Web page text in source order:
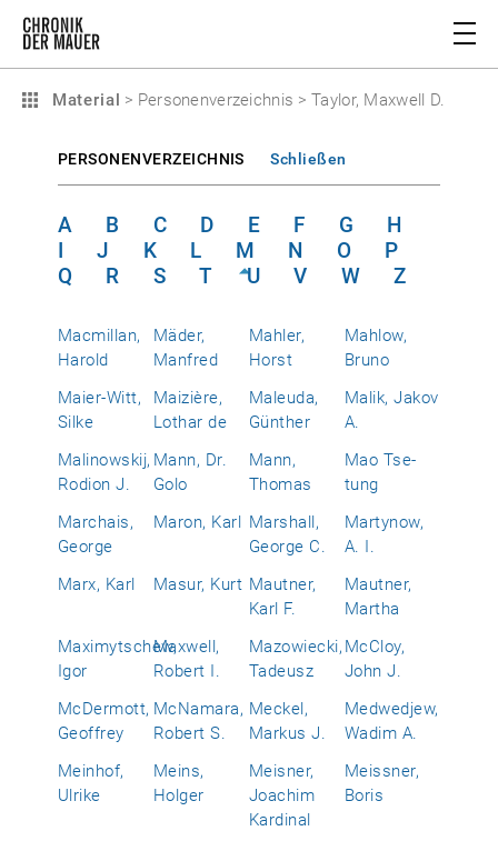
Material > Personenverzeichnis > Taylor, Maxwell D.
PERSONENVERZEICHNIS Schließen
A B C D E F G
H
I
J K L M N O
P
Q
R S T U V W Z
Macmillan,
Harold
Mäder,
Manfred
Mahler,
Horst
Mahlow,
Bruno
Maier-Witt,
Silke
Maizière,
Lothar de
Maleuda,
Günther
Malik, Jakov
A.
Malinowskij,
Rodion J.
Mann, Dr.
Golo
Mann,
Thomas
Mao Tse-
tung
Marchais,
George
Maron, Karl Marshall,
George C.
Martynow,
A. I.
Marx, Karl
Masur, Kurt Mautner,
Karl F.
Mautner,
Martha
Maximytschew,
Igor
Maxwell,
Robert I.
Mazowiecki,
Tadeusz
McCloy,
John J.
McDermott,
Geoffrey
McNamara,
Robert S.
Meckel,
Markus J.
Medwedjew,
Wadim A.
Meinhof,
Ulrike
Meins,
Holger
Meisner,
Joachim
Kardinal
Meissner,
Boris